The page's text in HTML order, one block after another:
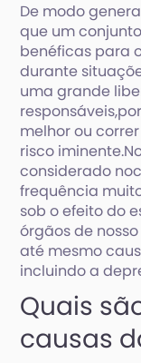
De modo
que um
benéficas para o
durante
uma grande
melhor ou
risco
considerado
frequência
sob o efeito do
órgãos de
até mesmo
incluindo a
Quais
causas